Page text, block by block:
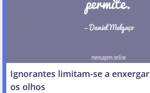
Ignorantes limitam-se a
os olhos